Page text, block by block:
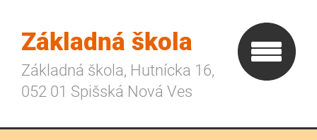
Základná škola
Základná škola, Hutnícka 16,
052 01 Spišská Nová Ves